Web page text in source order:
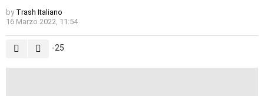
by Trash Italiano
16 Marzo 2022, 11:54
-25